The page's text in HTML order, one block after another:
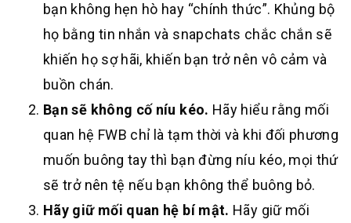
bạn không hẹn hò hay “chính thức”. Khủng bộ
họ bằng tin nhắn và snapchats chắc chắn sẽ
khiến họ sợ hãi, khiến bạn trở nên vô cảm và
buồn chán.
Bạn sẽ không cố níu kéo. Hãy hiểu rằng mối
quan hệ FWB chỉ là tạm thời và khi đối phương
muốn buông tay thì bạn đừng níu kéo, mọi thứ
sẽ trở nên tệ nếu bạn không thể buông bỏ.
Hãy giữ mối quan hệ bí mật. Hãy giữ mối